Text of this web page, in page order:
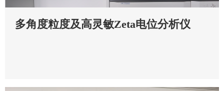
多角度粒度及高灵敏Zeta电位分析仪